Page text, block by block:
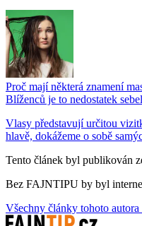
Proč mají některá znamení
Blíženců je to nedostatek
Vlasy představují určitou
hlavě, dokážeme o sobě
Tento článek byl publikován
Bez FAJNTIPU by byl
Všechny články tohoto